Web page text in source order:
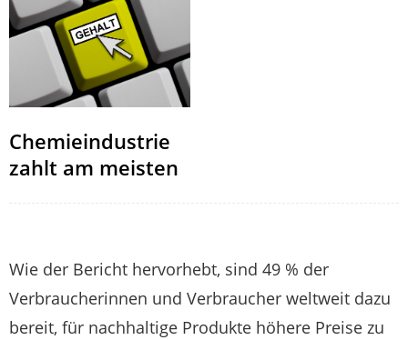
Chemieindustrie
zahlt am meisten
Wie der Bericht hervorhebt, sind 49 % der
Verbraucherinnen und Verbraucher weltweit dazu
bereit, für nachhaltige Produkte höhere Preise zu